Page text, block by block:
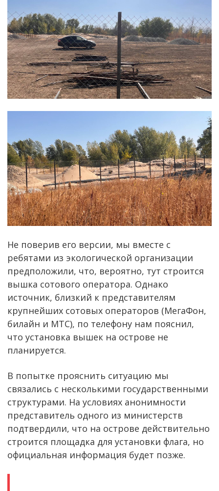
Не поверив его версии, мы вместе с
ребятами из экологической организации
предположили, что, вероятно, тут строится
вышка сотового оператора. Однако
источник, близкий к представителям
крупнейших сотовых операторов (МегаФон,
билайн и МТС), по телефону нам пояснил,
что установка вышек на острове не
планируется.
В попытке прояснить ситуацию мы
связались с несколькими государственными
структурами. На условиях анонимности
представитель одного из министерств
подтвердили, что на острове действительно
строится площадка для установки флага, но
официальная информация будет позже.